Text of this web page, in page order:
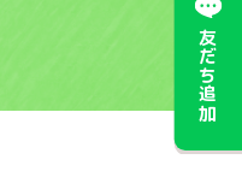
友だち追加